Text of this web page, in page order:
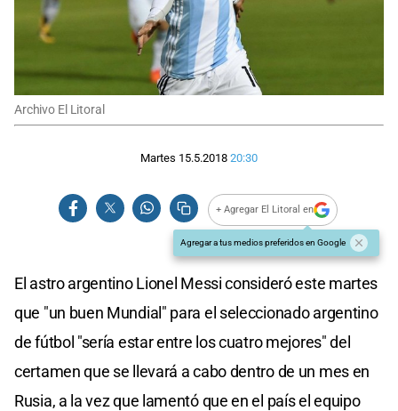
Archivo El Litoral
Martes 15.5.2018 20:30
+ Agregar El Litoral en
Agregar a tus medios preferidos en Google
El astro argentino Lionel Messi consideró este martes
que "un buen Mundial" para el seleccionado argentino
de fútbol "sería estar entre los cuatro mejores" del
certamen que se llevará a cabo dentro de un mes en
Rusia, a la vez que lamentó que en el país el equipo